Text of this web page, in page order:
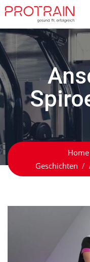
Skip
to
content
Home
Geschichten